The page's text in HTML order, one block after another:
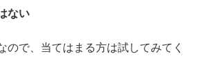
ない
ので、当てはまる方は試してみてく